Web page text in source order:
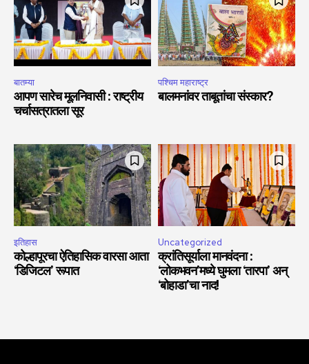
बातम्या
आपण सारेच मूलनिवासी : राष्ट्रीय
चर्चासत्रातला सूर
पश्चिम महाराष्ट्र
बालमनांवर ताबूतांचा संस्कार?
इतिहास
कोल्हापूरचा ऐतिहासिक वारसा आता
‘डिजिटल’ रूपात
Uncategorized
क्रांतिसूर्याला मानवंदना :
‘लोकभवन’मध्ये घुमला ‘तारपा’ अन्
‘बोहाडा’चा नाद!